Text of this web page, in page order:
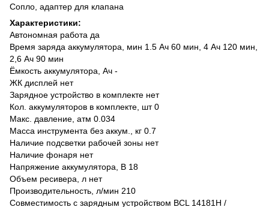
Сопло, адаптер для клапана
Характеристики:
Автономная работа да
Время заряда аккумулятора, мин 1.5 Ач 60 мин, 4 Ач 120 мин,
2,6 Ач 90 мин
Ёмкость аккумулятора, Ач -
ЖК дисплей нет
Зарядное устройство в комплекте нет
Кол. аккумуляторов в комплекте, шт 0
Макс. давление, атм 0.034
Масса инструмента без аккум., кг 0.7
Наличие подсветки рабочей зоны нет
Наличие фонаря нет
Напряжение аккумулятора, В 18
Объем ресивера, л нет
Производительность, л/мин 210
Совместимость с зарядным устройством BCL 14181H /